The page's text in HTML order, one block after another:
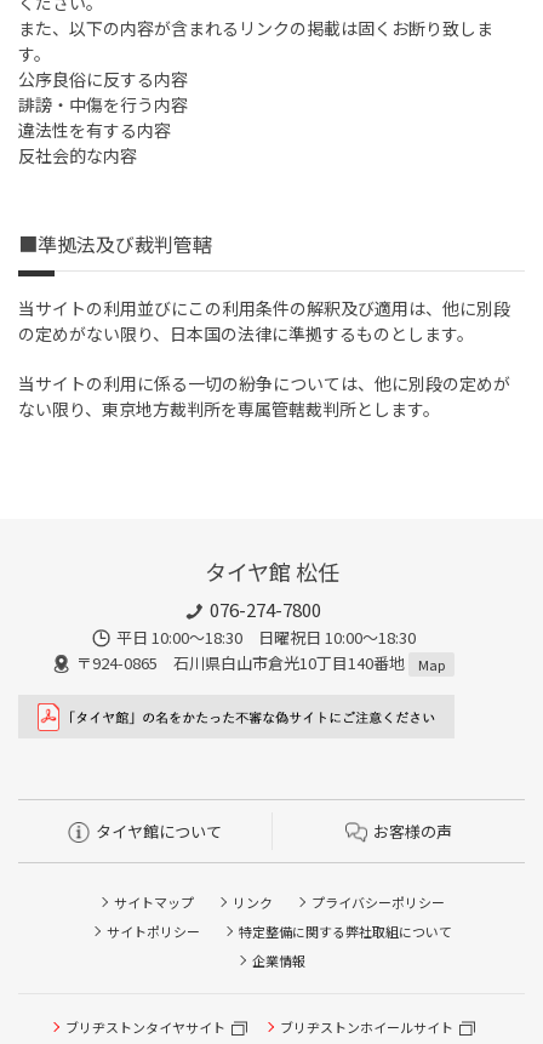
また、以下の内容が含まれるリンクの掲載は固くお断り致しま
す。
公序良俗に反する内容
誹謗・中傷を行う内容
違法性を有する内容
反社会的な内容
■準拠法及び裁判管轄
当サイトの利用並びにこの利用条件の解釈及び適用は、他に別段
の定めがない限り、日本国の法律に準拠するものとします。
当サイトの利用に係る一切の紛争については、他に別段の定めが
ない限り、東京地方裁判所を専属管轄裁判所とします。
タイヤ館 松任
076-274-7800
平日 10:00～18:30 日曜祝日 10:00～18:30
〒924-0865 石川県白山市倉光10丁目140番地
Map
タイヤ館について お客様の声
サイトマップ リンク
プライバシーポリシー
サイトポリシー
特定整備に関する弊社取組について
企業情報
ブリヂストンタイヤサイト ブリヂストンホイールサイト